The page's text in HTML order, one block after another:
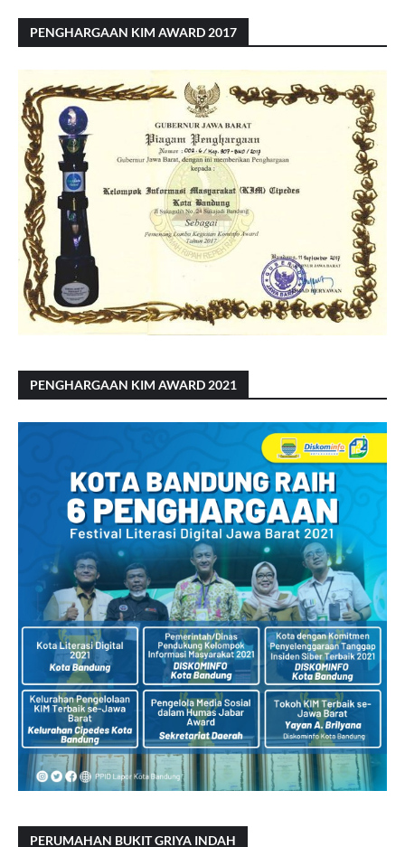
PENGHARGAAN KIM AWARD 2017
PENGHARGAAN KIM AWARD 2021
PERUMAHAN BUKIT GRIYA INDAH